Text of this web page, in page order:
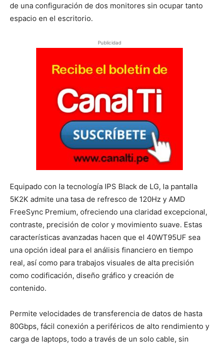
de una configuración de dos monitores sin ocupar tanto
espacio en el escritorio.
Publicidad
Equipado con la tecnología IPS Black de LG, la pantalla
5K2K admite una tasa de refresco de 120Hz y AMD
FreeSync Premium, ofreciendo una claridad excepcional,
contraste, precisión de color y movimiento suave. Estas
características avanzadas hacen que el 40WT95UF sea
una opción ideal para el análisis financiero en tiempo
real, así como para trabajos visuales de alta precisión
como codificación, diseño gráfico y creación de
contenido.
Permite velocidades de transferencia de datos de hasta
80Gbps, fácil conexión a periféricos de alto rendimiento y
carga de laptops, todo a través de un solo cable, sin